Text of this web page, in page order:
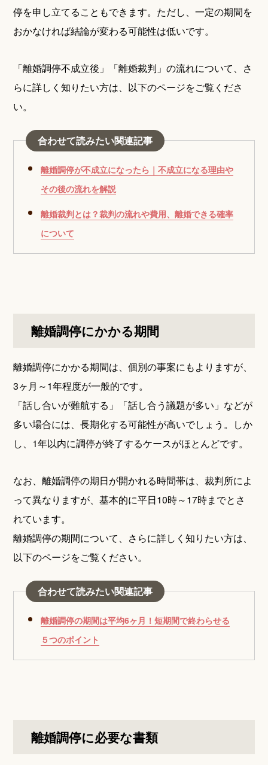
停を申し立てることもできます。ただし、一定の期間を
おかなければ結論が変わる可能性は低いです。
「離婚調停不成立後」「離婚裁判」の流れについて、さ
らに詳しく知りたい方は、以下のページをご覧くださ
い。
合わせて読みたい関連記事
離婚調停が不成立になったら｜不成立になる理由や
その後の流れを解説
離婚裁判とは？裁判の流れや費用、離婚できる確率
について
離婚調停にかかる期間
離婚調停にかかる期間は、個別の事案にもよりますが、
3ヶ月～1年程度が一般的です。
「話し合いが難航する」「話し合う議題が多い」などが
多い場合には、長期化する可能性が高いでしょう。しか
し、1年以内に調停が終了するケースがほとんどです。
なお、離婚調停の期日が開かれる時間帯は、裁判所によ
って異なりますが、基本的に平日10時～17時までとさ
れています。
離婚調停の期間について、さらに詳しく知りたい方は、
以下のページをご覧ください。
合わせて読みたい関連記事
離婚調停の期間は平均6ヶ月！短期間で終わらせる
５つのポイント
離婚調停に必要な書類